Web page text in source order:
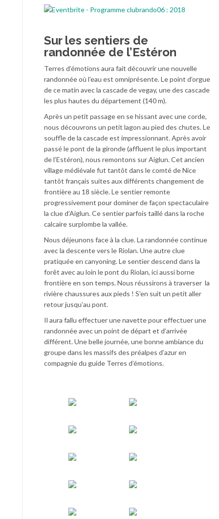
Sur les sentiers de
randonnée de l’Estéron
Terres d’émotions aura fait découvrir une nouvelle
randonnée où l’eau est omniprésente. Le point d’orgue
de ce matin avec la cascade de vegay, une des cascade
les plus hautes du département (140 m).
Après un petit passage en se hissant avec une corde,
nous découvrons un petit lagon au pied des chutes. Le
souffle de la cascade est impressionnant. Après avoir
passé le pont de la gironde (affluent le plus important
de l’Estéron), nous remontons sur Aiglun. Cet ancien
village médiévale fut tantôt dans le comté de Nice
tantôt français suites aux différents changement de
frontière au 18 siècle. Le sentier remonte
progressivement pour dominer de façon spectaculaire
la clue d’Aiglun. Ce sentier parfois taillé dans la roche
calcaire surplombe la vallée.
Nous déjeunons face à la clue. La randonnée continue
avec la descente vers le Riolan. Une autre clue
pratiquée en canyoning. Le sentier descend dans la
forêt avec au loin le pont du Riolan, ici aussi borne
frontière en son temps. Nous réussirons à traverser la
rivière chaussures aux pieds ! S’en suit un petit aller
retour jusqu’au pont.
Il aura fallu effectuer une navette pour effectuer une
randonnée avec un point de départ et d’arrivée
différent. Une belle journée, une bonne ambiance du
groupe dans les massifs des préalpes d’azur en
compagnie du guide Terres d’émotions.